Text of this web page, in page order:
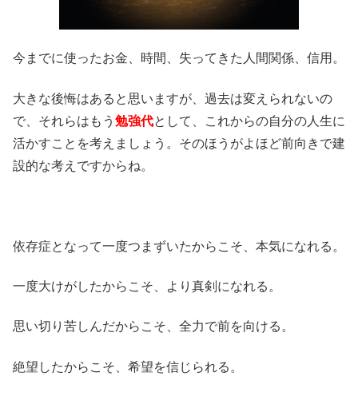
今までに使ったお金、時間、失ってきた人間関係、信用。
大きな後悔はあると思いますが、過去は変えられないの
で、それらはもう 勉強代として、これからの自分の人生に
活かすことを考えましょう。そのほうがよほど前向きで建
設的な考えですからね。
依存症となって一度つまずいたからこそ、本気になれる。
一度大けがしたからこそ、より真剣になれる。
思い切り苦しんだからこそ、全力で前を向ける。
絶望したからこそ、希望を信じられる。